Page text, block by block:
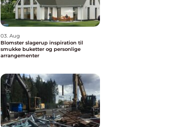
03. Aug
Blomster slagerup inspiration til
smukke buketter og personlige
arrangementer